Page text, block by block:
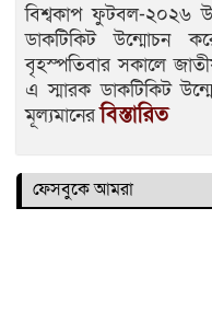
বিশ্বকাপ ফুটবল-২০২৬
ডাকটিকিট উন্মোচন
বৃহস্পতিবার সকালে
এ স্মারক ডাকটিকিট
মূল্যমানেরবিস্তারিত
ফেসবুকে আমরা